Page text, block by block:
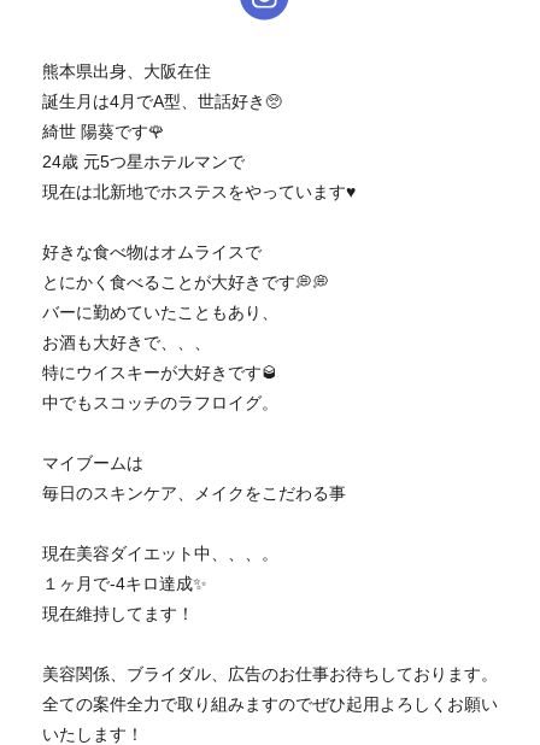
熊本県出身、大阪在住
誕生月は4月でA型、世話好き🥺
綺世 陽葵です🌹
24歳 元5つ星ホテルマンで
現在は北新地でホステスをやっています♥️
好きな食べ物はオムライスで
とにかく食べることが大好きです💭💭
バーに勤めていたこともあり、
お酒も大好きで、、、
特にウイスキーが大好きです🥃
中でもスコッチのラフロイグ。
マイブームは
毎日のスキンケア、メイクをこだわる事
現在美容ダイエット中、、、。
１ヶ月で-4キロ達成✨
現在維持してます！
美容関係、ブライダル、広告のお仕事お待ちしております。
全ての案件全力で取り組みますのでぜひ起用よろしくお願い
いたします！